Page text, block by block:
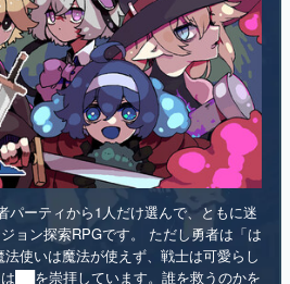
？
パーティから1人だけ選んで、ともに迷
ョン探索RPGです。 ただし勇者は「は
法使いは魔法が使えず、戦士は可愛らし
██を崇拝しています。誰を救うのかを